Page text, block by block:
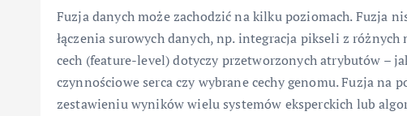
Fuzja danych może zachodzić na kilku poziomach. Fuzja
łączenia surowych danych, np. integracja pikseli z
cech (feature-level) dotyczy przetworzonych atrybutów –
czynnościowe serca czy wybrane cechy genomu. Fuzja na
zestawieniu wyników wielu systemów eksperckich lub